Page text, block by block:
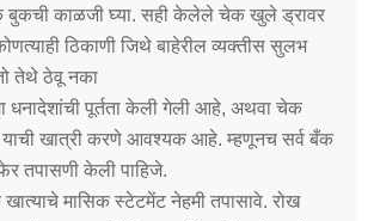
बुकची काळजी घ्या. सही केलेले चेक खुले ड्रावर
ठिकाणी जिथे बाहेरील व्यक्तीस सुलभ
तेथे ठेवू नका
धनादेशांची पूर्तता केली गेली आहे, अथवा चेक
खात्री करणे आवश्यक आहे. म्हणूनच सर्व बँक
फेर तपासणी केली पाहिजे.
मासिक स्टेटमेंट नेहमी तपासावे. रोख